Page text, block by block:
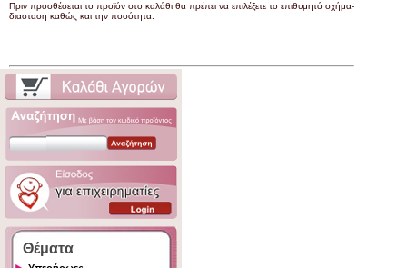
Πριν προσθέσεται το προϊόν στο καλάθι θα πρέπει να επιλέξετε το επιθυμητό σχήμα-
διασταση καθώς και την ποσότητα.
Θέματα